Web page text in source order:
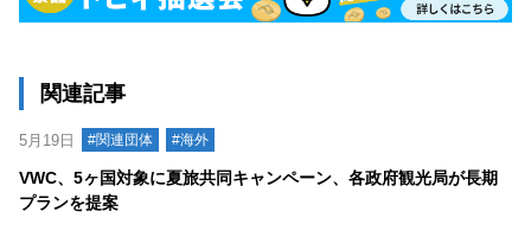
関連記事
5月19日 #関連団体 #海外
VWC、5ヶ国対象に夏旅共同キャンペーン、各政府観光局が長期
プランを提案